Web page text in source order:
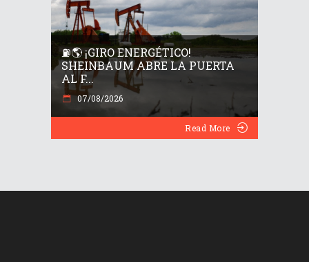
⛽🌎 ¡GIRO ENERGÉTICO!
SHEINBAUM ABRE LA PUERTA
AL F...
07/08/2026
Read More